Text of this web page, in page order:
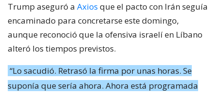
Trump aseguró a Axios que el pacto con Irán seguía
encaminado para concretarse este domingo,
aunque reconoció que la ofensiva israelí en Líbano
alteró los tiempos previstos.
“Lo sacudió. Retrasó la firma por unas horas. Se
suponía que sería ahora. Ahora está programada